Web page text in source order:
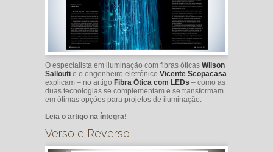
O especialista em iluminação com fibras óticas Wilson
Sallouti e o engenheiro eletrônico Vicente Scopacasa
explicam – no artigo Fibra Ótica com LEDs – como as
duas tecnologias se complementam e se transformam
em ótimas opções para projetos de iluminação.
Leia o artigo na íntegra!
Verso e Reverso